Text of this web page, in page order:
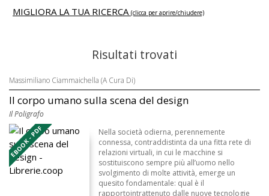
MIGLIORA LA TUA RICERCA (clicca per aprire/chiudere)
Risultati trovati
Massimiliano Ciammaichella (A Cura Di)
Il corpo umano sulla scena del design
Il Poligrafo
EBOOK - PDF
Nella società odierna, perennemente
connessa, contraddistinta da una fitta rete di
relazioni virtuali, in cui le macchine si
sostituiscono sempre più all’uomo nello
svolgimento di molte attività, emerge un
quesito fondamentale: qual è il
rapportointrattenuto dalle nuove tecnologie